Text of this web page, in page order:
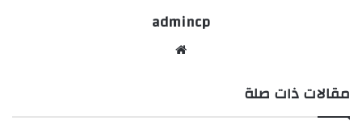
admincp
مقالات ذات صلة